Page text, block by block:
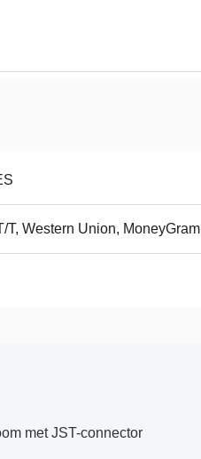
T, Western Union, MoneyGram
met JST-connector